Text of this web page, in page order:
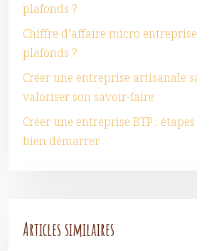
plafonds ?
Chiffre d’affaire micro
plafonds ?
Créer une entreprise artisanale
valoriser son savoir-faire
Créer une entreprise BTP :
bien démarrer
Articles similaires